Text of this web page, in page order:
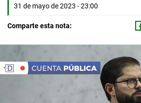
31 de mayo de 2023 - 23:00
Comparte esta nota: